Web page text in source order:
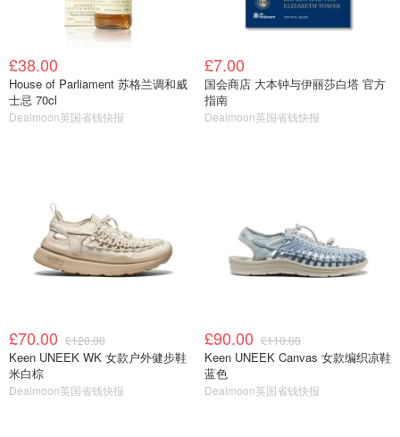
£38.00
House of Parliament 苏格兰调和威
士忌 70cl
Dealmoon英国省钱快报
£7.00
国会商店 大本钟与伊丽莎白塔 官方
指南
Dealmoon英国省钱快报
£70.00 £120.00
Keen UNEEK WK 女款户外健步鞋
米白棕
Dealmoon英国省钱快报
£90.00 £110.00
Keen UNEEK Canvas 女款编织凉鞋
蓝色
Dealmoon英国省钱快报